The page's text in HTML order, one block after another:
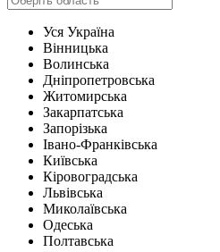
Уся Україна
Вінницька
Волинська
Дніпропетровська
Житомирська
Закарпатська
Запорізька
Івано-Франківська
Київська
Кіровоградська
Львівська
Миколаївська
Одеська
Полтавська